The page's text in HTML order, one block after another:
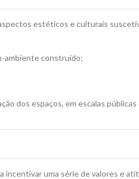
estéticos e culturais
ambiente construído;
dos espaços, em escalas
uma série de valores e